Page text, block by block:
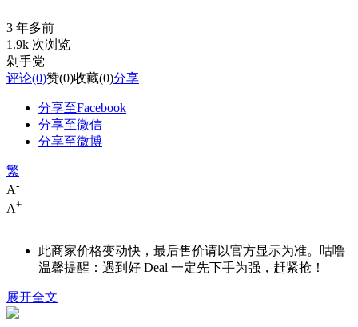
3 年多前
1.9k 次浏览
剁手党
评论(0)赞(0)收藏(0)分享
分享至Facebook
分享至微信
分享至微博
繁
A-
A+
此商家价格变动快，最后售价请以官方显示为准。咕噜
温馨提醒：遇到好 Deal 一定先下手为强，赶紧抢！
展开全文